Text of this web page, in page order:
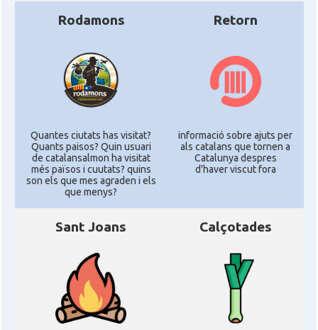
Rodamons
Quantes ciutats has visitat?
Quants paisos? Quin usuari
de catalansalmon ha visitat
més països i cuutats? quins
son els que mes agraden i els
que menys?
Retorn
informació sobre ajuts per
als catalans que tornen a
Catalunya despres
d'haver viscut fora
Sant Joans Calçotades